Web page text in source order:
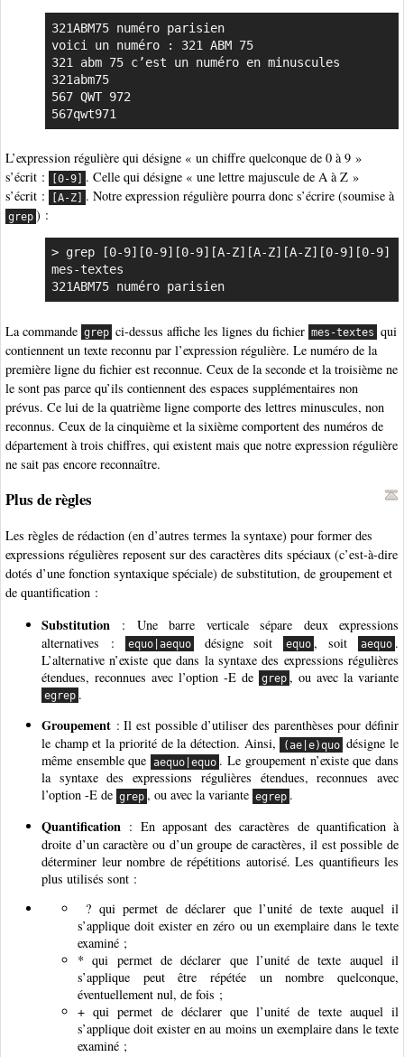
321ABM75 numéro parisien
voici un numéro : 321 ABM 75
321 abm 75 c’est un numéro en minuscules
321abm75
567 QWT 972
567qwt971
L’expression régulière qui désigne « un chiffre quelconque de 0 à 9 »
s’écrit :
[0-9] . Celle qui désigne « une lettre majuscule de A à Z »
s’écrit :
[A-Z] . Notre expression régulière pourra donc s’écrire (soumise à
grep ) :
> grep [0-9][0-9][0-9][A-Z][A-Z][A-Z][0-9][0-9]
mes-textes
321ABM75 numéro parisien
La commande grep ci-dessus affiche les lignes du fichier mes-textes qui
contiennent un texte reconnu par l’expression régulière. Le numéro de la
première ligne du fichier est reconnue. Ceux de la seconde et la troisième ne
le sont pas parce qu’ils contiennent des espaces supplémentaires non
prévus. Ce lui de la quatrième ligne comporte des lettres minuscules, non
reconnus. Ceux de la cinquième et la sixième comportent des numéros de
département à trois chiffres, qui existent mais que notre expression régulière
ne sait pas encore reconnaître.
Plus de règles
Les règles de rédaction (en d’autres termes la syntaxe) pour former des
expressions régulières reposent sur des caractères dits spéciaux (c’est-à-dire
dotés d’une fonction syntaxique spéciale) de substitution, de groupement et
de quantification :
Substitution : Une barre verticale sépare deux expressions
alternatives :
equo|aequo désigne soit equo , soit aequo .
L’alternative n’existe que dans la syntaxe des expressions régulières
étendues, reconnues avec l’option -E de
grep , ou avec la variante
egrep .
Groupement : Il est possible d’utiliser des parenthèses pour définir
le champ et la priorité de la détection. Ainsi, (ae|e)quo désigne le
même ensemble que aequo|equo . Le groupement n’existe que dans
la syntaxe des expressions régulières étendues, reconnues avec
l’option -E de grep , ou avec la variante egrep .
Quantification : En apposant des caractères de quantification à
droite d’un caractère ou d’un groupe de caractères, il est possible de
déterminer leur nombre de répétitions autorisé. Les quantifieurs les
plus utilisés sont :
? qui permet de déclarer que l’unité de texte auquel il
s’applique doit exister en zéro ou un exemplaire dans le texte
examiné ;
* qui permet de déclarer que l’unité de texte auquel il
s’applique peut être répétée un nombre quelconque,
éventuellement nul, de fois ;
+ qui permet de déclarer que l’unité de texte auquel il
s’applique doit exister en au moins un exemplaire dans le texte
examiné ;